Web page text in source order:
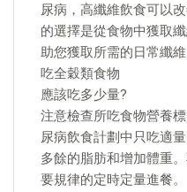
尿病，高纖維飲食可以
的選擇是從食物中獲取
助您獲取所需的日常纖維
吃全穀類食物
應該吃多少量?
注意檢查所吃食物營養
尿病飲食計劃中只吃適
多餘的脂肪和增加體重
要規律的定時定量進餐。